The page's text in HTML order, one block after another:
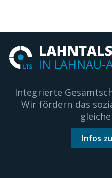
Integrierte
Wir fördern das
Infos